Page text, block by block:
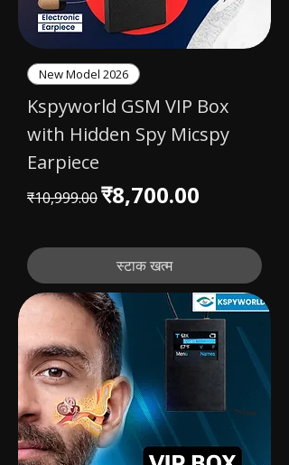
New Model 2026
Kspyworld GSM VIP Box
with Hidden Spy Micspy
Earpiece
नियमित मूल्य
₹10,999.00बिक्री मूल्य
₹8,700.00
स्टाक खत्म